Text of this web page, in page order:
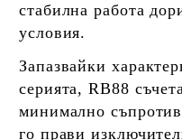
стабилна работа
условия.
Запазвайки
серията, RB88
минимално
го прави